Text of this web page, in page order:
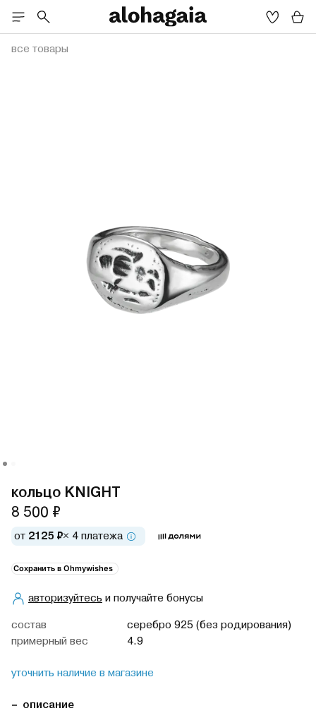
все товары
кольцо KNIGHT
8 500 ₽
от 2125 ₽× 4 платежа
Сохранить в Ohmywishes
авторизуйтесьи получайте бонусы
cостав
серебро 925 (без родирования)
примерный вес
4.9
уточнить наличие в магазине
описание